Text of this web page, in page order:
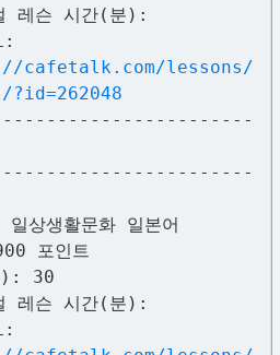
레슨 시간(분):
cafetalk.com/lessons/
상생활문화 일본어
포인트
): 30
레슨 시간(분):